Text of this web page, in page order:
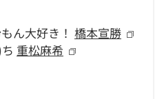
ん大好き！ 橋本宣勝
重松麻希